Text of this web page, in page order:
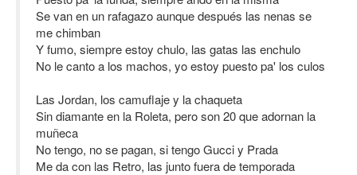
Se van en un rafagazo aunque después las nenas se
me chimban
Y fumo, siempre estoy chulo, las gatas las enchulo
No le canto a los machos, yo estoy puesto pa' los culos
Las Jordan, los camuflaje y la chaqueta
Sin diamante en la Roleta, pero son 20 que adornan la
muñeca
No tengo, no se pagan, si tengo Gucci y Prada
Me da con las Retro, las junto fuera de temporada